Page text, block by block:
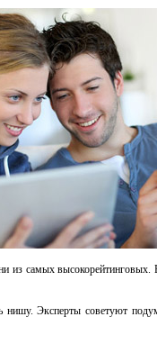
из самых
Эксперты советуют